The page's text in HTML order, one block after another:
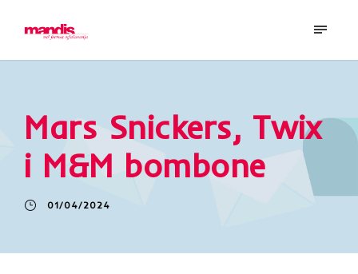
Mars Snickers, Twix
i M&M bombone
01/04/2024